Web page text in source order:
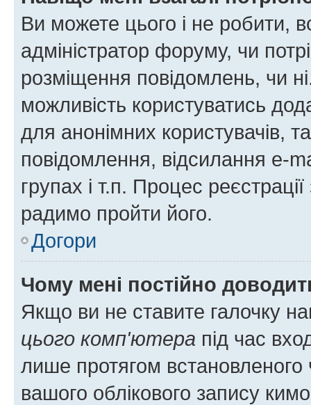
Ви можете цього і не робити,
адміністратор форуму, чи
розміщення повідомлень, чи
можливість користуватись
для анонімних користувачів,
повідомлення, відсилання e-
групах і т.п. Процес
радимо пройти його.
Догори
Чому мені постійно
Якщо ви не ставите галочку
цього комп'ютера під час
лише протягом встановленого
вашого облікового запису